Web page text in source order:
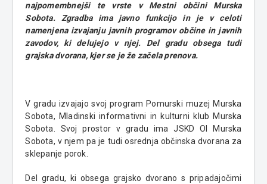
najpomembnejši te vrste v Mestni občini Murska
Sobota. Zgradba ima javno funkcijo in je v celoti
namenjena izvajanju javnih programov občine in javnih
zavodov, ki delujejo v njej. Del gradu obsega tudi
grajska dvorana, kjer se je že začela prenova.
V gradu izvajajo svoj program Pomurski muzej Murska
Sobota, Mladinski informativni in kulturni klub Murska
Sobota. Svoj prostor v gradu ima JSKD OI Murska
Sobota, v njem pa je tudi osrednja občinska dvorana za
sklepanje porok.
Del gradu, ki obsega grajsko dvorano s pripadajočimi